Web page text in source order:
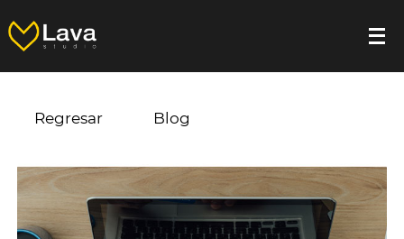
Regresar Blog